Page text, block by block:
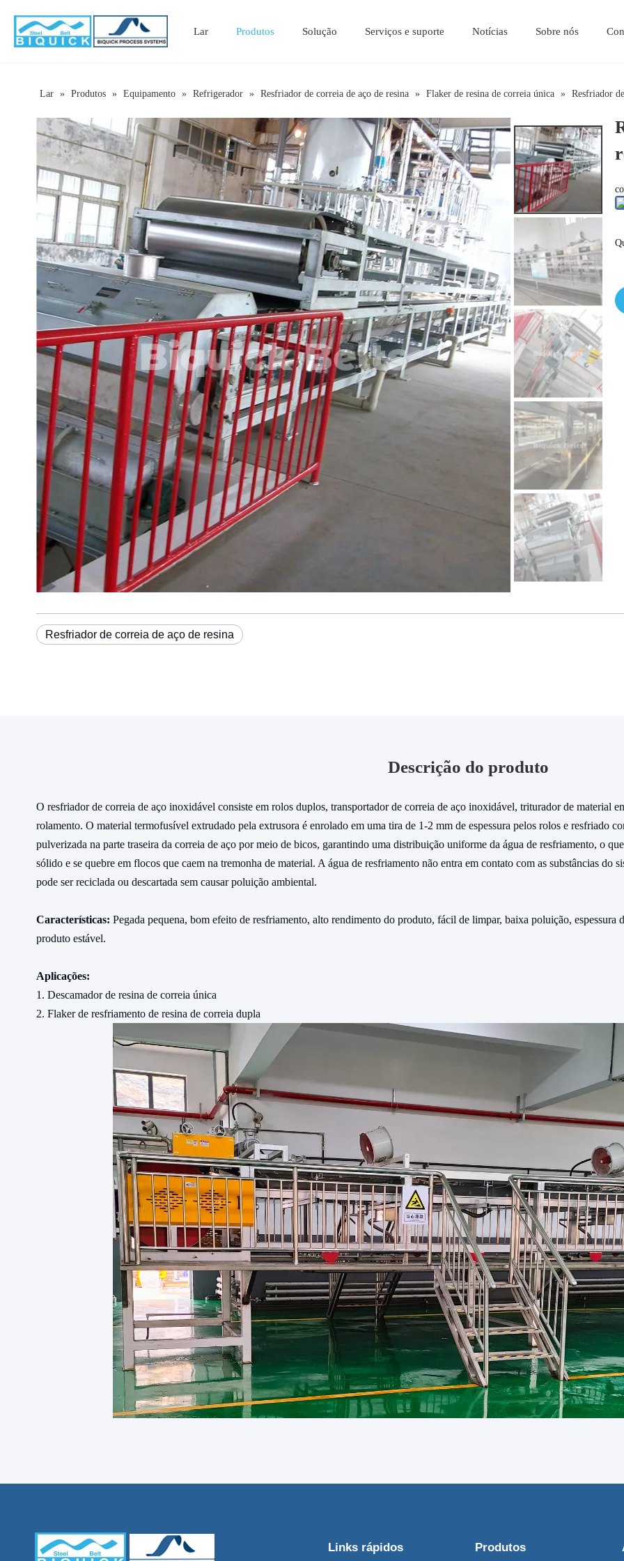
Lar Produtos Solução Serviços e suporte Notícias Sobre nós
Lar » Produtos » Equipamento » Refrigerador » Resfriador de correia de aço de resina » Flaker de resina de correia única » Resfriador
Resfriador de correia de aço de resina
Descrição do produto
O resfriador de correia de aço inoxidável consiste em rolos duplos, transportador de correia de aço inoxidável, triturador de material
rolamento. O material termofusível extrudado pela extrusora é enrolado em uma tira de 1-2 mm de espessura pelos rolos e resfriado
pulverizada na parte traseira da correia de aço por meio de bicos, garantindo uma distribuição uniforme da água de resfriamento, o
sólido e se quebre em flocos que caem na tremonha de material. A água de resfriamento não entra em contato com as substâncias do
pode ser reciclada ou descartada sem causar poluição ambiental.
Características: Pegada pequena, bom efeito de resfriamento, alto rendimento do produto, fácil de limpar, baixa poluição, espessura
produto estável.
Aplicações:
1. Descamador de resina de correia única
2. Flaker de resfriamento de resina de correia dupla
Links rápidos Produtos